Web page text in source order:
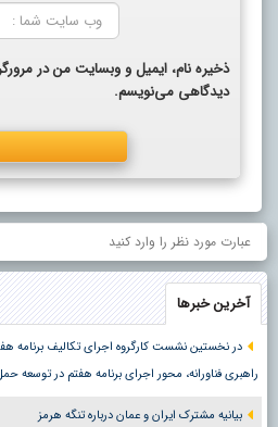
ذخیره نام، ایمیل و وبسایت من در
دیدگاهی می‌نویسم.
آخرین خبرها
در نخستین نشست کارگروه اجرای تکالیف برنامه
راهبری فناورانه، محور اجرای برنامه هفتم در توسعه
بیانیه مشترک ایران و عمان درباره تنگه هرمز